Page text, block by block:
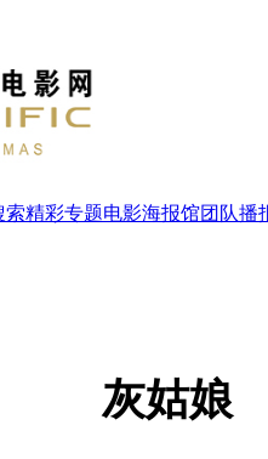
索精彩专题电影海报馆团队播
灰姑娘